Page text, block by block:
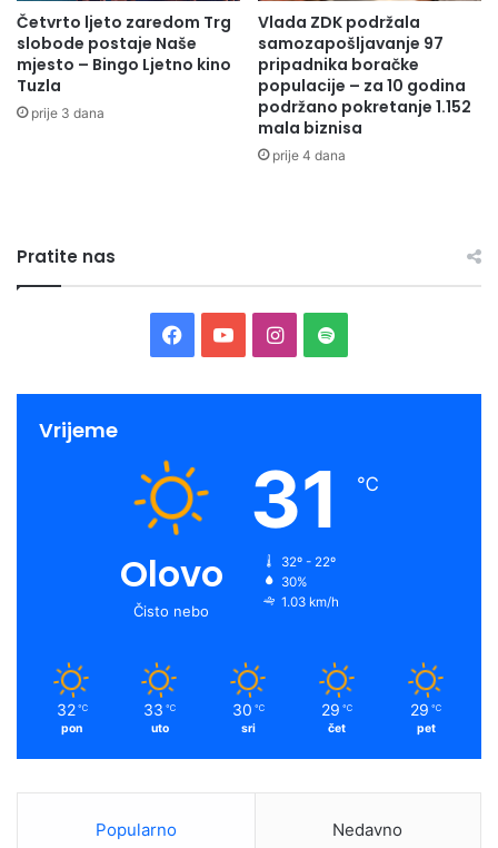
i manjim glatkim stijenama.
penjališta Memagića stijena mogu uživati u jedinstvenom
Četvrto ljeto zaredom Trg
slobode postaje Naše
mjesto – Bingo Ljetno kino
Tuzla
prije 3 dana
Vlada ZDK podržala
samozapošljavanje 97
pripadnika boračke
populacije – za 10 godina
podržano pokretanje 1.152
mala biznisa
prije 4 dana
Pratite nas
Facebook
YouTubeInstagram
Spotify
Vrijeme
Olovo
Čisto nebo
31 ℃
32º - 22º
30%
1.03 km/h
32 ℃
pon
33 ℃
uto
30 ℃
sri
29 ℃
čet
29 ℃
pet
Popularno Nedavno